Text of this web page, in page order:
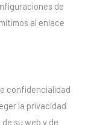
de
al enlace
confidencialidad
la privacidad
su web y de